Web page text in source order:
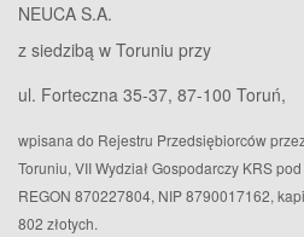
NEUCA S.A.
z siedzibą w Toruniu przy
ul. Forteczna 35-37, 87-100 Toruń,
wpisana do Rejestru Przedsiębiorców
Toruniu, VII Wydział Gospodarczy KRS
REGON 870227804, NIP 8790017162,
802 złotych.